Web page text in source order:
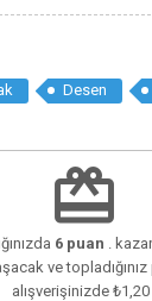
Desen
redeem
6 puan .
ve topladığınız
alışverişinizde ₺1,20